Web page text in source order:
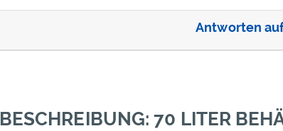
Antworten
BESCHREIBUNG: 70 LITER